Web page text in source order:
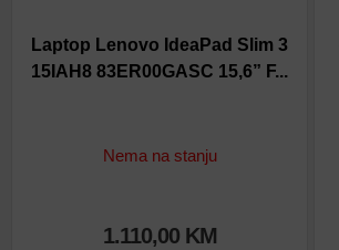
Laptop Lenovo IdeaPad Slim 3
15IAH8 83ER00GASC 15,6” F...
Nema na stanju
1.110,00 KM